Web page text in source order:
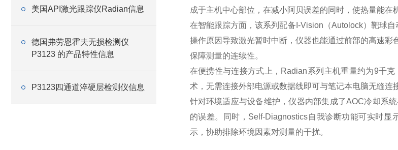
美国API激光跟踪仪Radian信息
德国弗劳恩霍夫无损检测仪
P3123 的产品特性信息
P3123四通道淬硬层检测仪信息
成于主机中心部位，在减小阿贝误差的同时，使热量能在
在智能跟踪方面，该系列配备I-Vision（Autolock）靶球
操作原因导致激光暂时中断，仪器也能通过前部的高速
保障测量的连续性。
在便携性与连接方式上，Radian系列主机重量约为9千
术，无需连接外部电源或数据线即可与笔记本电脑无缝连
针对环境适应与设备维护，仪器内部集成了AOC冷却系
的误差。同时，Self-Diagnostics自我诊断功能可实时
示，协助排除环境因素对测量的干扰。